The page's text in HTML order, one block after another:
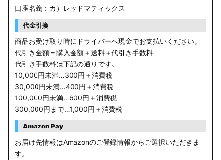
口座名義：カ）レッドマティックス
代金引換
商品お受け取り時にドライバーへ現金でお支払いください。
代引き金額＝購入金額＋送料＋代引き手数料
代引き手数料は下記の通りです。
10,000円未満…300円＋消費税
30,000円未満…400円＋消費税
100,000円未満…600円＋消費税
300,000円まで…1,000円＋消費税
Amazon Pay
お届け先情報はAmazonのご登録情報からご選択いただきま
す。